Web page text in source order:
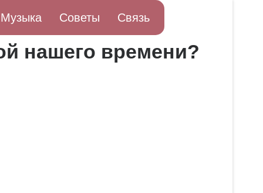
Музыка Советы Связь
нашего времени?